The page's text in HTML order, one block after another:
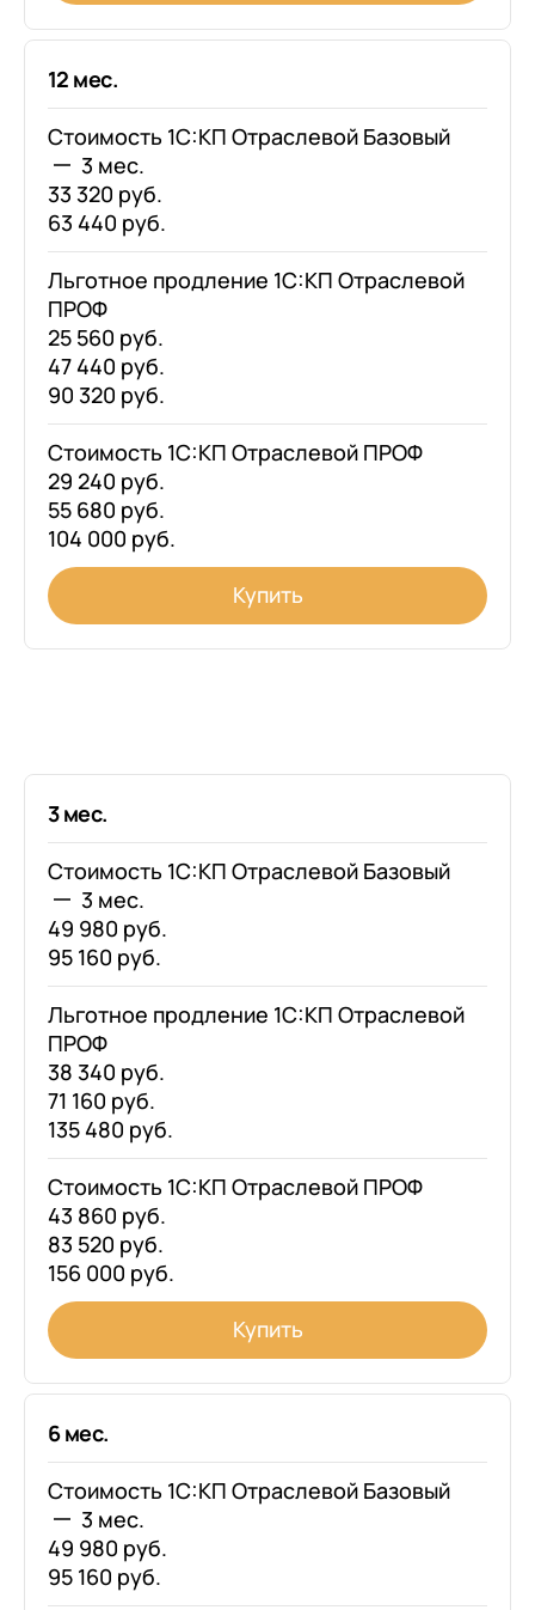
12 мес.
Стоимость 1С:КП Отраслевой Базовый
3 мес.
33 320 руб.
63 440 руб.
Льготное продление 1С:КП Отраслевой
ПРОФ
25 560 руб.
47 440 руб.
90 320 руб.
Стоимость 1С:КП Отраслевой ПРОФ
29 240 руб.
55 680 руб.
104 000 руб.
Купить
3 мес.
Стоимость 1С:КП Отраслевой Базовый
3 мес.
49 980 руб.
95 160 руб.
Льготное продление 1С:КП Отраслевой
ПРОФ
38 340 руб.
71 160 руб.
135 480 руб.
Стоимость 1С:КП Отраслевой ПРОФ
43 860 руб.
83 520 руб.
156 000 руб.
Купить
6 мес.
Стоимость 1С:КП Отраслевой Базовый
3 мес.
49 980 руб.
95 160 руб.